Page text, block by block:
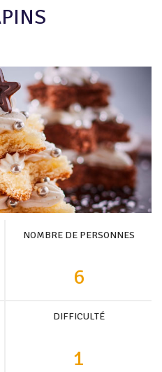
NOMBRE DE PERSONNES
6
DIFFICULTÉ
1